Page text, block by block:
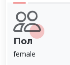
Пол
female